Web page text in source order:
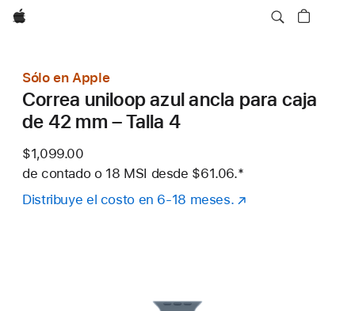
Apple
Sólo en Apple
Correa uniloop azul ancla para caja
de 42 mm – Talla 4
$1,099.00
de contado o 18 MSI desde $61.06.Nota al pie
*
Distribuye el costo en 6-18 meses.